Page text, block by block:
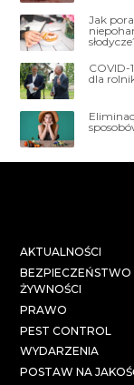
Jak
COVID-
dla
AKTUALNOŚCI
BEZPIECZEŃSTWO
ŻYWNOŚCI
PRAWO
PEST CONTROL
WYDARZENIA
POSTAW NA